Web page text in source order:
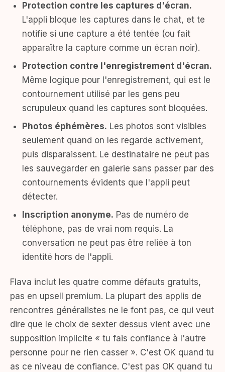
Protection contre les captures d'écran.
L'appli bloque les captures dans le chat, et te
notifie si une capture a été tentée (ou fait
apparaître la capture comme un écran noir).
Protection contre l'enregistrement d'écran.
Même logique pour l'enregistrement, qui est le
contournement utilisé par les gens peu
scrupuleux quand les captures sont bloquées.
Photos éphémères. Les photos sont visibles
seulement quand on les regarde activement,
puis disparaissent. Le destinataire ne peut pas
les sauvegarder en galerie sans passer par des
contournements évidents que l'appli peut
détecter.
Inscription anonyme. Pas de numéro de
téléphone, pas de vrai nom requis. La
conversation ne peut pas être reliée à ton
identité hors de l'appli.
Flava inclut les quatre comme défauts gratuits,
pas en upsell premium. La plupart des applis de
rencontres généralistes ne le font pas, ce qui veut
dire que le choix de sexter dessus vient avec une
supposition implicite « tu fais confiance à l'autre
personne pour ne rien casser ». C'est OK quand tu
as ce niveau de confiance. C'est pas OK quand tu